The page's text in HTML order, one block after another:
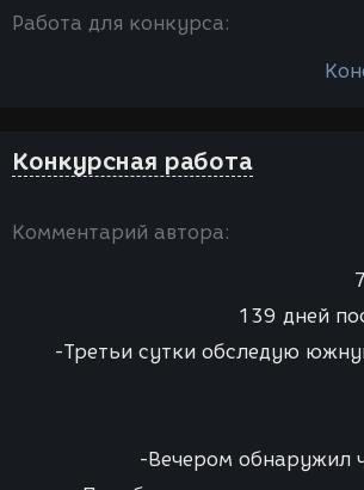
Работа для конкурса:
Конкурсная работа
Комментарий автора:
139 дней
-Третьи сутки обследую
-Вечером обнаружил